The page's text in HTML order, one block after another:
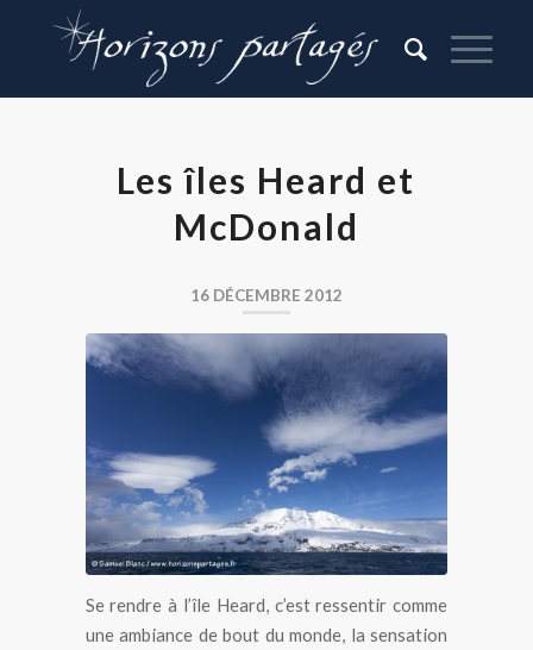
Les îles Heard et
McDonald
16 DÉCEMBRE 2012
L’île Heard
Se rendre à l’île Heard, c’est ressentir comme
une ambiance de bout du monde, la sensation